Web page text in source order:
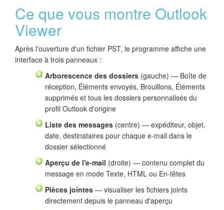
Ce que vous montre Outlook
Viewer
Après l'ouverture d'un fichier PST, le programme affiche une
interface à trois panneaux :
Arborescence des dossiers (gauche) — Boîte de
réception, Éléments envoyés, Brouillons, Éléments
supprimés et tous les dossiers personnalisés du
profil Outlook d'origine
Liste des messages (centre) — expéditeur, objet,
date, destinataires pour chaque e-mail dans le
dossier sélectionné
Aperçu de l'e-mail (droite) — contenu complet du
message en mode Texte, HTML ou En-têtes
Pièces jointes — visualiser les fichiers joints
directement depuis le panneau d'aperçu